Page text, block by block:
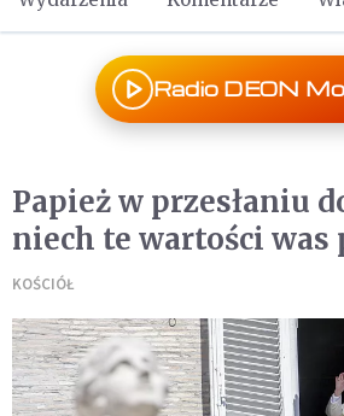
Radio DEON
Papież w przesłaniu
niech te wartości
KOŚCIÓŁ